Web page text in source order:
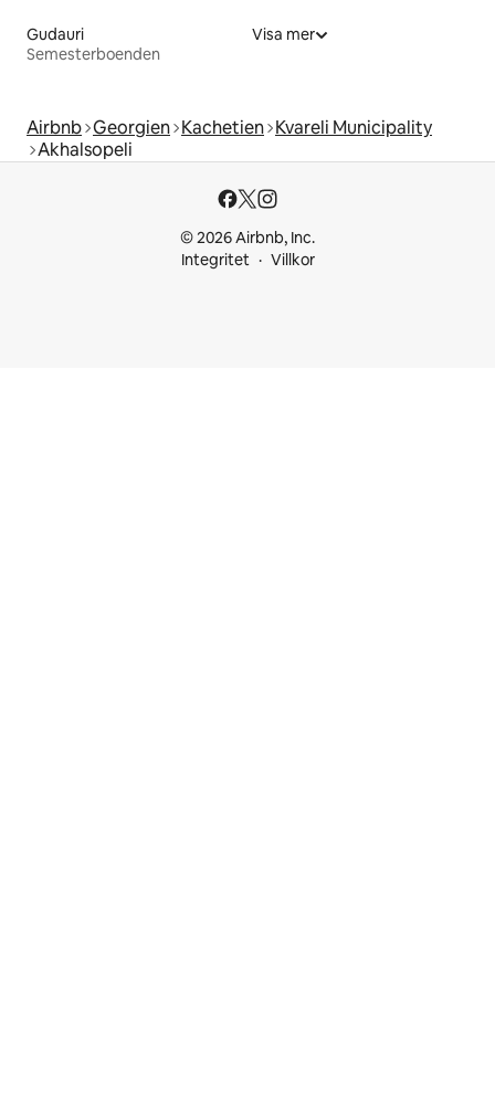
Gudauri
Semesterboenden
Visa mer
Airbnb Georgien Kachetien Kvareli Municipality
Akhalsopeli
© 2026 Airbnb, Inc.
Integritet
Villkor